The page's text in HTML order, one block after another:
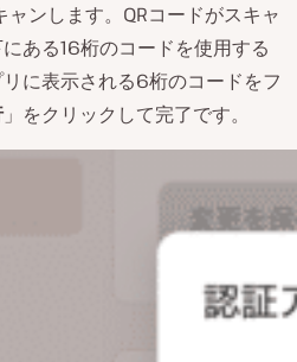
ンします。QRコードがスキャ
ある16桁のコードを使用する
に表示される6桁のコードをフ
」をクリックして完了です。